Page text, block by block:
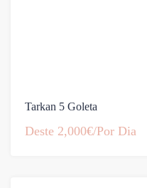
Tarkan 5 Goleta
Deste 2,000€/Por Dia